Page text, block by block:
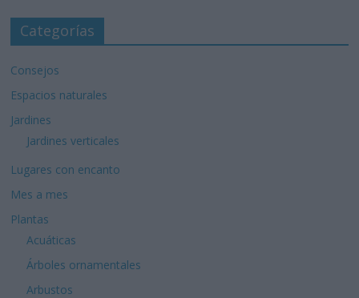
Categorías
Consejos
Espacios naturales
Jardines
Jardines verticales
Lugares con encanto
Mes a mes
Plantas
Acuáticas
Árboles ornamentales
Arbustos